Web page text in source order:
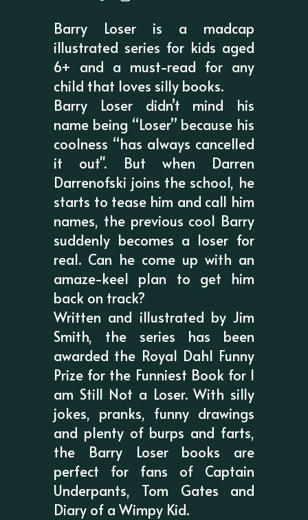
Barry Loser is a madcap
illustrated series for kids aged
6+ and a must-read for any
child that loves silly books.
Barry Loser didn’t mind his
name being “Loser” because his
coolness “has always cancelled
it out". But when Darren
Darrenofski joins the school, he
starts to tease him and call him
names, the previous cool Barry
suddenly becomes a loser for
real. Can he come up with an
amaze-keel plan to get him
back on track?
Written and illustrated by Jim
Smith, the series has been
awarded the Royal Dahl Funny
Prize for the Funniest Book for I
am Still Not a Loser. With silly
jokes, pranks, funny drawings
and plenty of burps and farts,
the Barry Loser books are
perfect for fans of Captain
Underpants, Tom Gates and
Diary of a Wimpy Kid.